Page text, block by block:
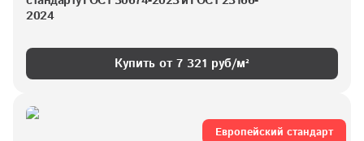
2024
Купить от 7 321 руб/м²
Европейский стандарт